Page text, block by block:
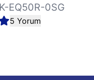
EQ50R-0SG
5 Yorum